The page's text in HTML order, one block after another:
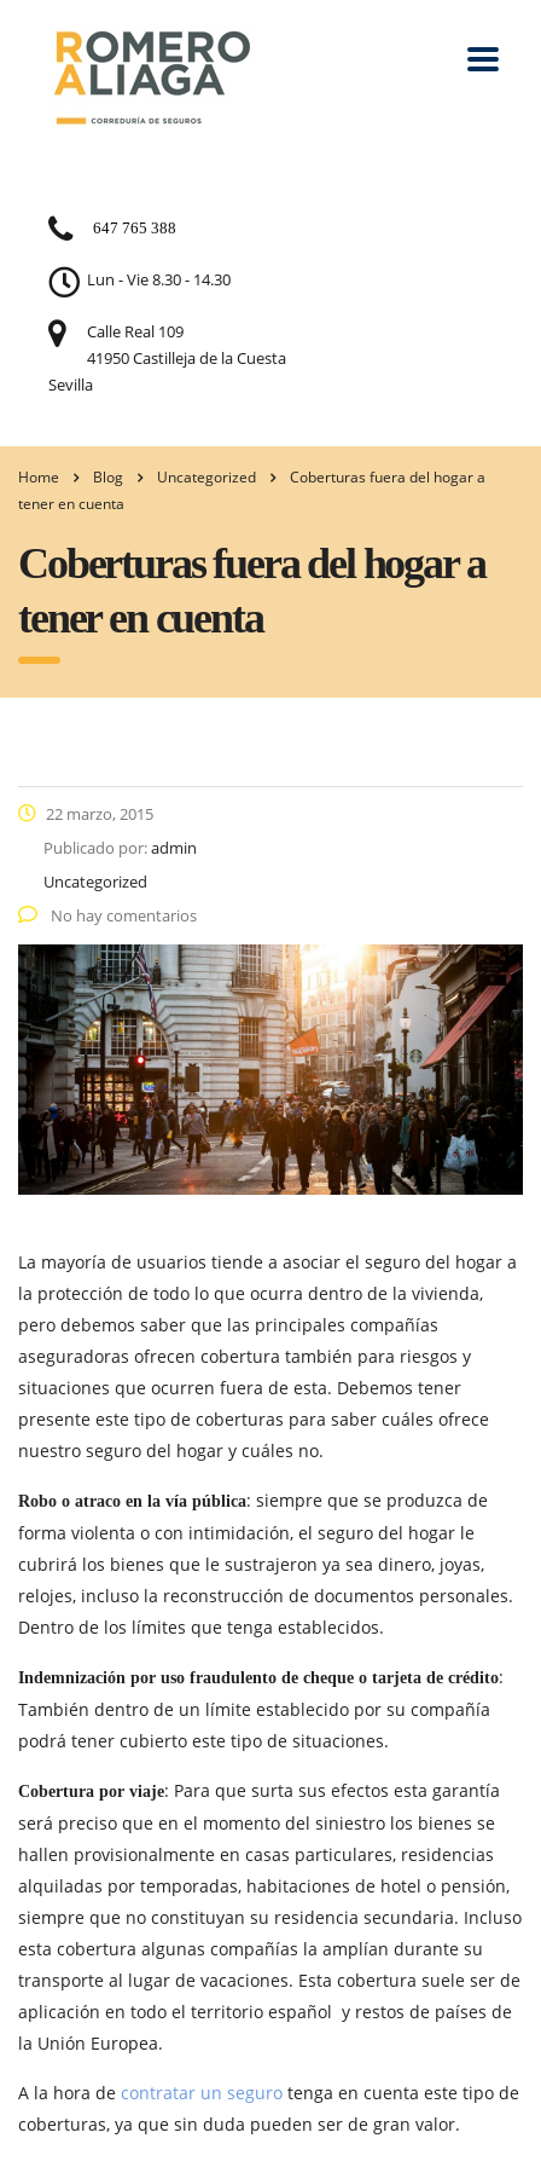
647 765 388
Lun - Vie 8.30 - 14.30
Calle Real 109
41950 Castilleja de la Cuesta
Sevilla
Home Blog Uncategorized
Coberturas fuera del hogar a
tener en cuenta
Coberturas fuera del hogar a
tener en cuenta
22 marzo, 2015
Publicado por:admin
Uncategorized
No hay comentarios
La mayoría de usuarios tiende a asociar el seguro del hogar a
la protección de todo lo que ocurra dentro de la vivienda,
pero debemos saber que las principales compañías
aseguradoras ofrecen cobertura también para riesgos y
situaciones que ocurren fuera de esta. Debemos tener
presente este tipo de coberturas para saber cuáles ofrece
nuestro seguro del hogar y cuáles no.
Robo o atraco en la vía pública: siempre que se produzca de
forma violenta o con intimidación, el seguro del hogar le
cubrirá los bienes que le sustrajeron ya sea dinero, joyas,
relojes, incluso la reconstrucción de documentos personales.
Dentro de los límites que tenga establecidos.
Indemnización por uso fraudulento de cheque o tarjeta de crédito:
También dentro de un límite establecido por su compañía
podrá tener cubierto este tipo de situaciones.
Cobertura por viaje: Para que surta sus efectos esta garantía
será preciso que en el momento del siniestro los bienes se
hallen provisionalmente en casas particulares, residencias
alquiladas por temporadas, habitaciones de hotel o pensión,
siempre que no constituyan su residencia secundaria. Incluso
esta cobertura algunas compañías la amplían durante su
transporte al lugar de vacaciones. Esta cobertura suele ser de
aplicación en todo el territorio español y restos de países de
la Unión Europea.
A la hora de contratar un seguro tenga en cuenta este tipo de
coberturas, ya que sin duda pueden ser de gran valor.